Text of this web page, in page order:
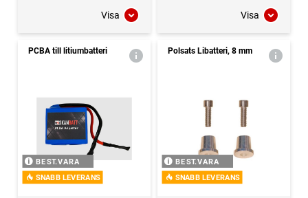
Visa Visa
PCBA till litiumbatteri
BEST.VARA
SNABB LEVERANS
Polsats Libatteri, 8 mm
BEST.VARA
SNABB LEVERANS